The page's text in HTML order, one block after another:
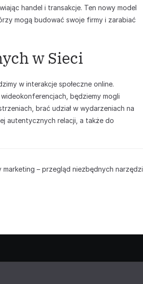
handel i transakcje. Ten nowy model
mogą budować swoje firmy i zarabiać
w Sieci
w interakcje społeczne online.
będziemy mogli
brać udział w wydarzeniach na
autentycznych relacji, a także do
marketing – przegląd niezbędnych narzędzi